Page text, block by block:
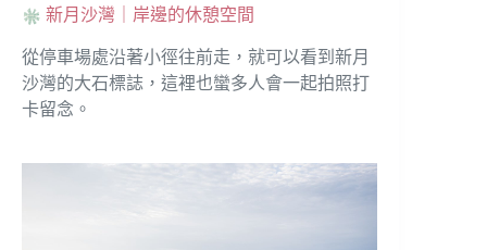
新月沙灣｜岸邊的休憩空間
從停車場處沿著小徑往前走，就可以看到新月
沙灣的大石標誌，這裡也蠻多人會一起拍照打
卡留念。